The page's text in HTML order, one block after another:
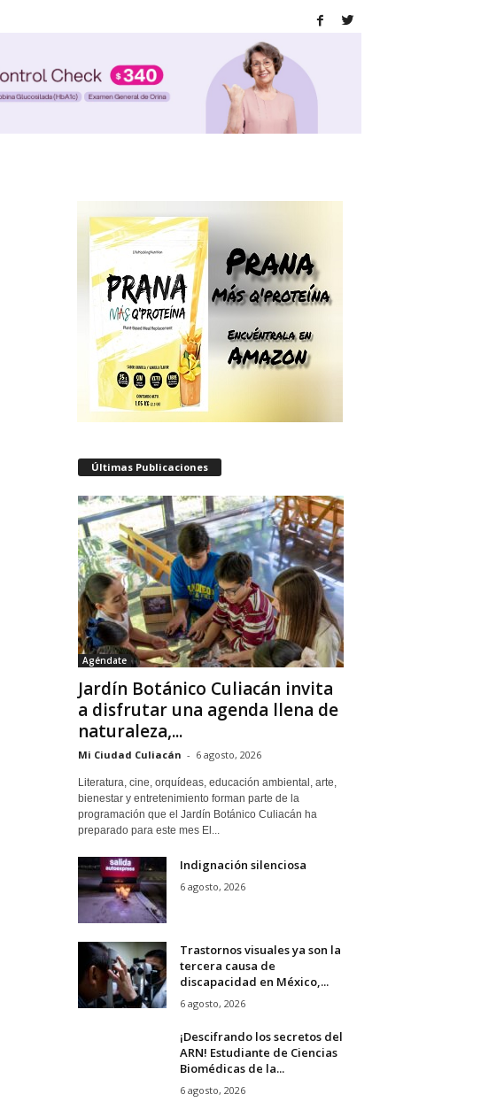
Últimas Publicaciones
Agéndate
Jardín Botánico Culiacán invita
a disfrutar una agenda llena de
naturaleza,...
Mi Ciudad Culiacán - 6 agosto, 2026
Literatura, cine, orquídeas, educación ambiental, arte,
bienestar y entretenimiento forman parte de la
programación que el Jardín Botánico Culiacán ha
preparado para este mes El...
Indignación silenciosa
6 agosto, 2026
Trastornos visuales ya son la
tercera causa de
discapacidad en México,...
6 agosto, 2026
¡Descifrando los secretos del
ARN! Estudiante de Ciencias
Biomédicas de la...
6 agosto, 2026